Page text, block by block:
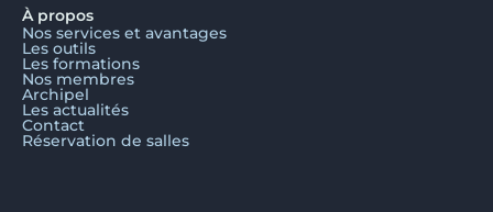
À propos
Nos services et avantages
Les outils
Les formations
Nos membres
Archipel
Les actualités
Contact
Réservation de salles